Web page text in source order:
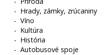
- Hrady, zámky, zrúcaniny
-Víno
- Kultúra
- História
-Autobusové spoje